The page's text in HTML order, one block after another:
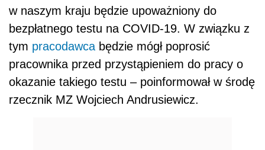
w naszym kraju będzie upoważniony do
bezpłatnego testu na COVID-19. W związku z
tym pracodawca będzie mógł poprosić
pracownika przed przystąpieniem do pracy o
okazanie takiego testu – poinformował w środę
rzecznik MZ Wojciech Andrusiewicz.